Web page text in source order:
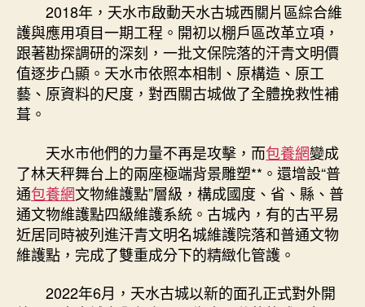
2018年，天水市啟動天水古城西關片區綜合維
護與應用項目一期工程。開初以棚戶區改革立項，
跟著勘探調研的深刻，一批文保院落的汗青文明價
值逐步凸顯。天水市依照本相制、原構造、原工
藝、原資料的尺度，對西關古城做了全體挽救性補
葺。
天水市他們的力量不再是攻擊，而包養網變成
了林天秤舞台上的兩座極端背景雕塑**。還增設“普
通包養網文物維護點”層級，構成國度、省、縣、普
通文物維護點四級維護系統。古城內，有的古平易
近居同時被列進汗青文明名城維護院落和普通文物
維護點，完成了雙重成分下的精緻化管護。
2022年6月，天水古城以新的面孔正式對外開